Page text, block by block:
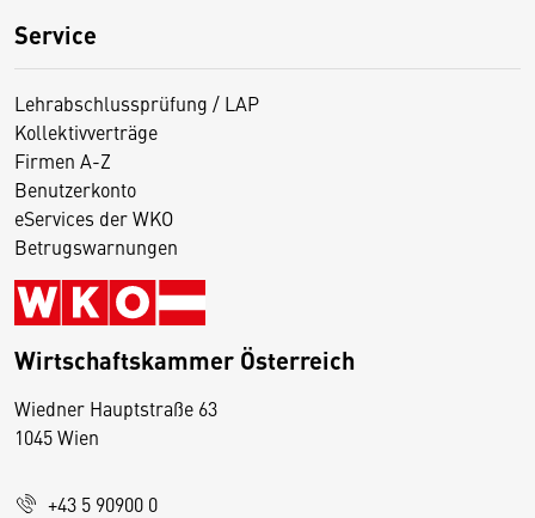
Service
Lehrabschlussprüfung / LAP
Kollektivverträge
Firmen A-Z
Benutzerkonto
eServices der WKO
Betrugswarnungen
Wirtschaftskammer Österreich
Wiedner Hauptstraße 63
1045 Wien
+43 5 90900 0
D
s